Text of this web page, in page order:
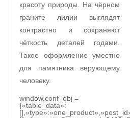
красоту природы. На чёрном
граните лилии выглядят
контрастно и сохраняют
чёткость деталей годами.
Такое оформление уместно
для памятника верующему
человеку.
window.conf_obj =
{«table_data»: